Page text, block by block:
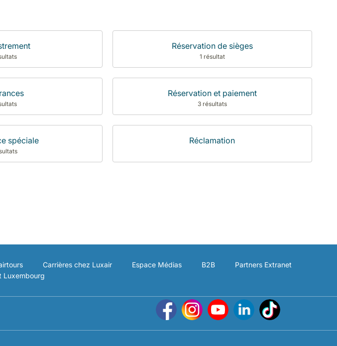
Réservation de sièges
1 résultat
Réservation et paiement
3 résultats
spéciale Réclamation
Carrières chez Luxair Espace Médias B2B
Partners Extranet
Luxembourg